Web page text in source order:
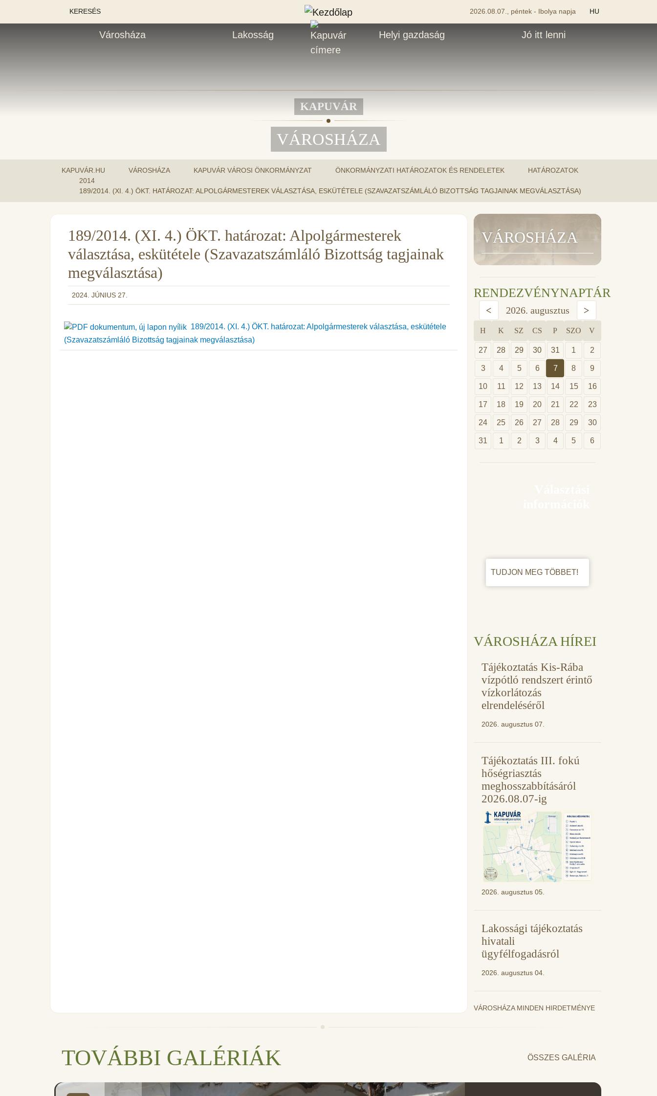
KERESÉS 2026.08.07., péntek - Ibolya napja HU
Városháza Lakosság Helyi gazdaság Jó itt lenni
KAPUVÁR
VÁROSHÁZA
KAPUVÁR.HU VÁROSHÁZA KAPUVÁR VÁROSI ÖNKORMÁNYZAT ÖNKORMÁNYZATI HATÁROZATOK ÉS RENDELETEK
HATÁROZATOK
2014
189/2014. (XI. 4.) ÖKT. HATÁROZAT: ALPOLGÁRMESTEREK VÁLASZTÁSA, ESKÜTÉTELE (SZAVAZATSZÁMLÁLÓ BIZOTTSÁG TAGJAINAK MEGVÁLASZTÁSA)
189/2014. (XI. 4.) ÖKT. határozat: Alpolgármesterek
választása, eskütétele (Szavazatszámláló Bizottság tagjainak
megválasztása)
2024. JÚNIUS 27.
189/2014. (XI. 4.) ÖKT. határozat: Alpolgármesterek választása, eskütétele
(Szavazatszámláló Bizottság tagjainak megválasztása)
VÁROSHÁZA
RENDEZVÉNYNAPTÁR
< 2026. augusztus >
H K SZ CS P SZO V
27 28 29 30 31 1 2
3 4 5 6 7 8 9
10 11 12 13 14 15 16
17 18 19 20 21 22 23
24 25 26 27 28 29 30
31 1 2 3 4 5 6
TUDJON MEG TÖBBET!
VÁROSHÁZA HÍREI
Tájékoztatás Kis-Rába
vízpótló rendszert érintő
vízkorlátozás
elrendeléséről
2026. augusztus 07.
Tájékoztatás III. fokú
hőségriasztás
meghosszabbításáról
2026.08.07-ig
2026. augusztus 05.
Lakossági tájékoztatás
hivatali
ügyfélfogadásról
2026. augusztus 04.
VÁROSHÁZA MINDEN HIRDETMÉNYE
TOVÁBBI GALÉRIÁK ÖSSZES GALÉRIA